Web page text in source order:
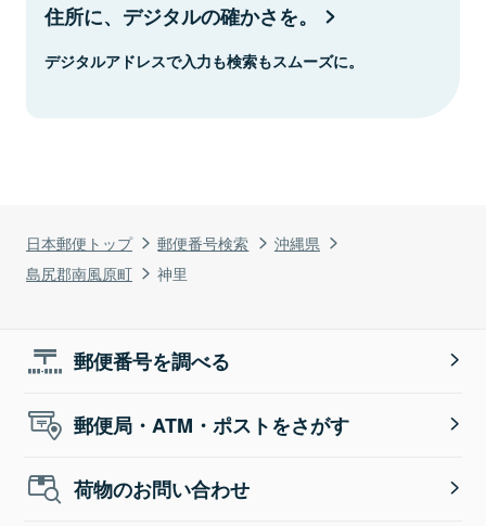
日本郵便トップ 郵便番号検索
沖縄県
島尻郡南風原町
神里
住所に、デジタルの確かさを。
デジタルアドレスで入力も検索もスムーズに。
郵便番号を調べる
郵便局・ATM・ポストをさがす
荷物のお問い合わせ